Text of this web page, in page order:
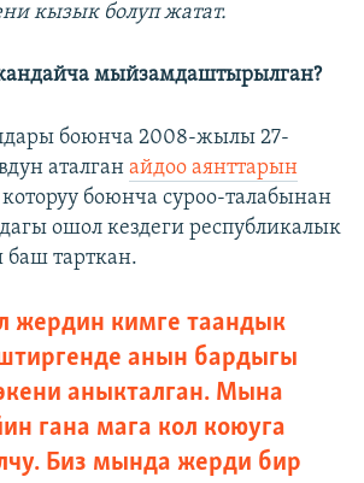
кызык болуп жатат.
мыйзамдаштырылган?
боюнча 2008-жылы 27-
аталган айдоо аянттарын
которуу боюнча суроо-талабынан
ошол кездеги республикалык
тарткан.
жердин кимге таандык
анын бардыгы
аныкталган. Мына
гана мага кол коюуга
Биз мында жерди бир